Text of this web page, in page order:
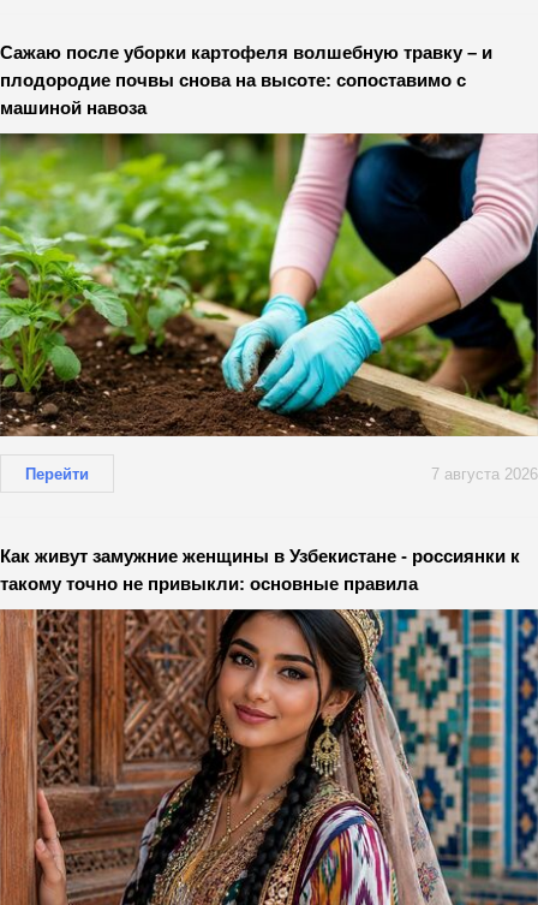
Сажаю после уборки картофеля волшебную травку – и
плодородие почвы снова на высоте: сопоставимо с
машиной навоза
Перейти 7 августа 2026
Как живут замужние женщины в Узбекистане - россиянки к
такому точно не привыкли: основные правила